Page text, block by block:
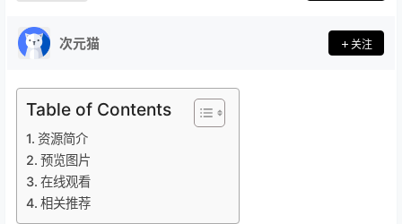
次元猫 关注
Table of Contents
资源简介
预览图片
在线观看
相关推荐